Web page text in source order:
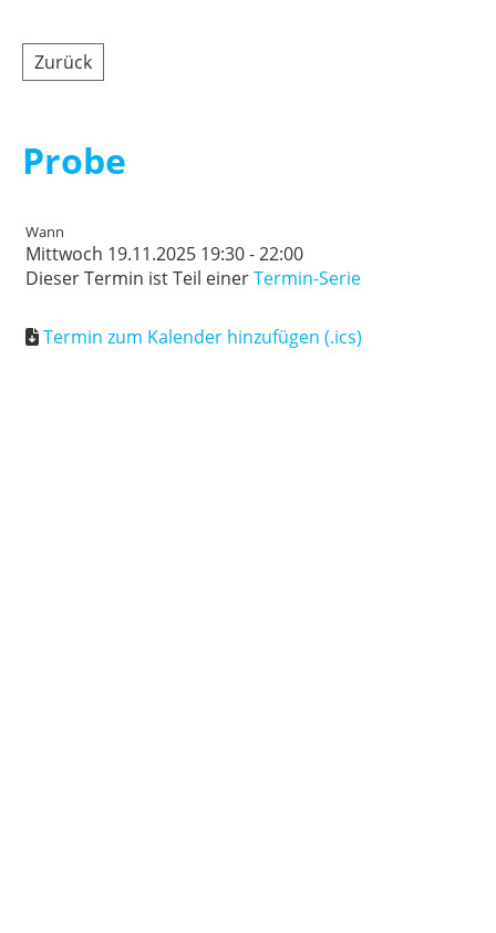
Zurück
Probe
Wann
Mittwoch 19.11.2025 19:30 - 22:00
Dieser Termin ist Teil einerTermin-Serie
Termin zum Kalender hinzufügen (.ics)